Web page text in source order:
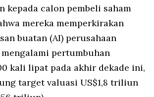
kepada calon pembeli saham
mereka memperkirakan
buatan (AI) perusahaan
pertumbuhan
kali lipat pada akhir dekade ini,
target valuasi US$1,8 triliun